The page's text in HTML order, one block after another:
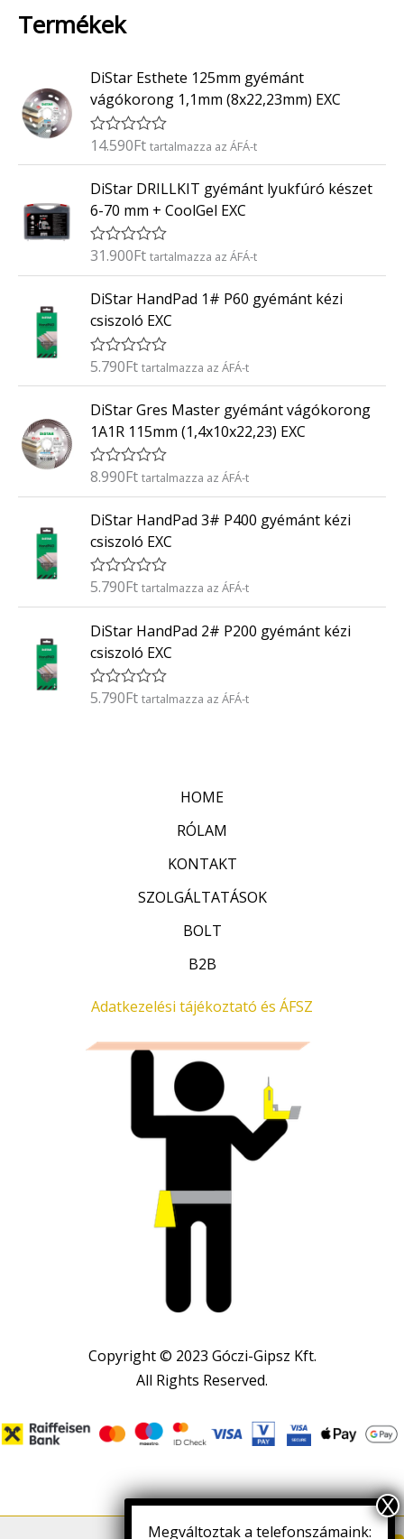
Termékek
DiStar Esthete 125mm gyémánt
vágókorong 1,1mm (8x22,23mm) EXC
É
é
k
e
l
s
:
/
5
14.590Ft tartalmazza az ÁFÁ-t
DiStar DRILLKIT gyémánt lyukfúró készet
6-70 mm + CoolGel EXC
É
é
e
l
é
s
:
/
5
31.900Ft tartalmazza az ÁFÁ-t
DiStar HandPad 1# P60 gyémánt kézi
csiszoló EXC
É
é
k
e
l
é
s
:
/
5
5.790Ft tartalmazza az ÁFÁ-t
DiStar Gres Master gyémánt vágókorong
1A1R 115mm (1,4x10x22,23) EXC
É
é
e
l
s
:
/
5
8.990Ft tartalmazza az ÁFÁ-t
DiStar HandPad 3# P400 gyémánt kézi
csiszoló EXC
É
é
e
l
é
s
5.790Ft tartalmazza az ÁFÁ-t
DiStar HandPad 2# P200 gyémánt kézi
csiszoló EXC
É
5.790Ft tartalmazza az ÁFÁ-t
HOME
RÓLAM
KONTAKT
SZOLGÁLTATÁSOK
BOLT
B2B
Adatkezelési tájékoztató és ÁFSZ
Copyright © 2023 Góczi-Gipsz Kft.
All Rights Reserved.
Megváltoztak a telefonszámaink: